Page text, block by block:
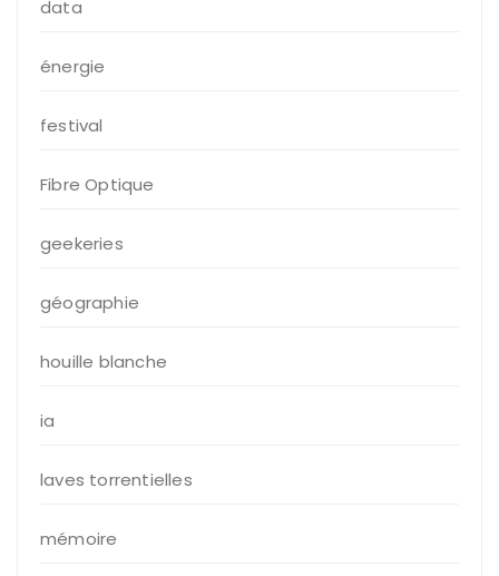
data
énergie
festival
Fibre Optique
geekeries
géographie
houille blanche
ia
laves torrentielles
mémoire